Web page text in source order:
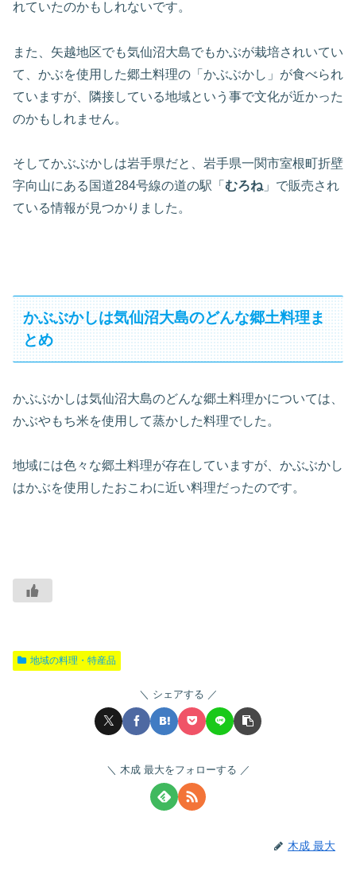
れていたのかもしれないです。
また、矢越地区でも気仙沼大島でもかぶが栽培されいてい
て、かぶを使用した郷土料理の「かぶぶかし」が食べられ
ていますが、隣接している地域という事で文化が近かった
のかもしれません。
そしてかぶぶかしは岩手県だと、岩手県一関市室根町折壁
字向山にある国道284号線の道の駅「 むろね」で販売され
ている情報が見つかりました。
かぶぶかしは気仙沼大島のどんな郷土料理ま
とめ
かぶぶかしは気仙沼大島のどんな郷土料理かについては、
かぶやもち米を使用して蒸かした料理でした。
地域には色々な郷土料理が存在していますが、かぶぶかし
はかぶを使用したおこわに近い料理だったのです。
地域の料理・特産品
シェアする
木成 最大をフォローする
木成 最大